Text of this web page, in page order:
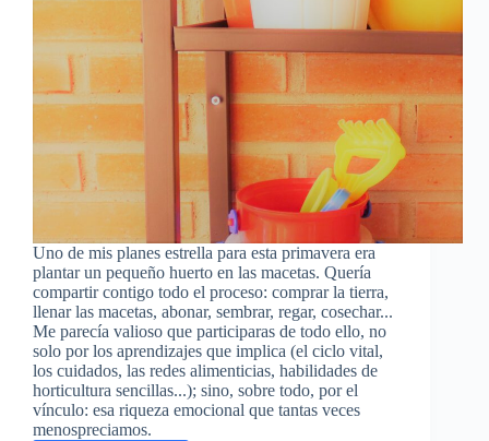
Uno de mis planes estrella para esta primavera era
plantar un pequeño huerto en las macetas. Quería
compartir contigo todo el proceso: comprar la tierra,
llenar las macetas, abonar, sembrar, regar, cosechar...
Me parecía valioso que participaras de todo ello, no
solo por los aprendizajes que implica (el ciclo vital,
los cuidados, las redes alimenticias, habilidades de
horticultura sencillas...); sino, sobre todo, por el
vínculo: esa riqueza emocional que tantas veces
menospreciamos.